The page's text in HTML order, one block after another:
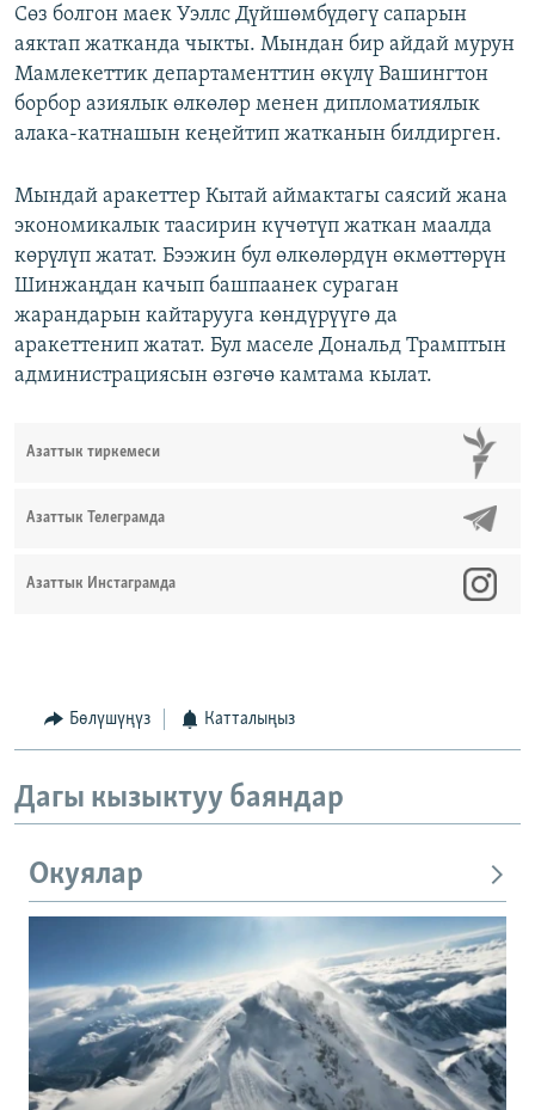
Сөз болгон маек Уэллс Дүйшөмбүдөгү сапарын
аяктап жатканда чыкты. Мындан бир айдай мурун
Мамлекеттик департаменттин өкүлү Вашингтон
борбор азиялык өлкөлөр менен дипломатиялык
алака-катнашын кеңейтип жатканын билдирген.
Мындай аракеттер Кытай аймактагы саясий жана
экономикалык таасирин күчөтүп жаткан маалда
көрүлүп жатат. Бээжин бул өлкөлөрдүн өкмөттөрүн
Шинжаңдан качып башпаанек сураган
жарандарын кайтарууга көндүрүүгө да
аракеттенип жатат. Бул маселе Дональд Трамптын
администрациясын өзгөчө камтама кылат.
Азаттык тиркемеси
Азаттык Телеграмда
Азаттык Инстаграмда
Бөлүшүңүз Катталыңыз
Дагы кызыктуу баяндар
Окуялар